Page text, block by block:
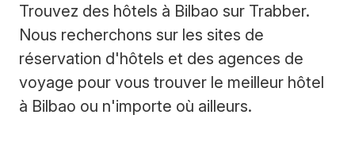
Trouvez des hôtels à Bilbao sur Trabber.
Nous recherchons sur les sites de
réservation d'hôtels et des agences de
voyage pour vous trouver le meilleur hôtel
à Bilbao ou n'importe où ailleurs.